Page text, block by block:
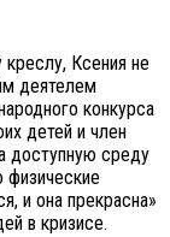
Ксения не
деятелем
конкурса
детей и член
доступную среду
физические
и она прекрасна»
в кризисе.